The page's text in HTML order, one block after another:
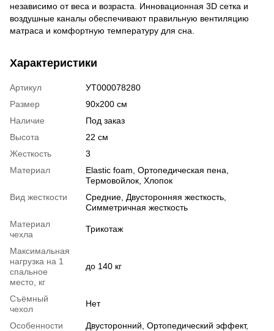
независимо от веса и возраста. Инновационная 3D сетка и
воздушные каналы обеспечивают правильную вентиляцию
матраса и комфортную температуру для сна.
Характеристики
Артикул
УТ000078280
Размер
90х200 см
Наличие
Под заказ
Высота
22 см
Жесткость
3
Материал
Elastic foam Ортопедическая пена
Термовойлок Хлопок
Вид жесткости
Средние Двусторонняя жесткость
Симметричная жесткость
Материал
чехла
Трикотаж
Максимальная
нагрузка на 1
спальное
место, кг
до 140 кг
Съёмный
чехол
Нет
Особенности Двусторонний Ортопедический эффект,